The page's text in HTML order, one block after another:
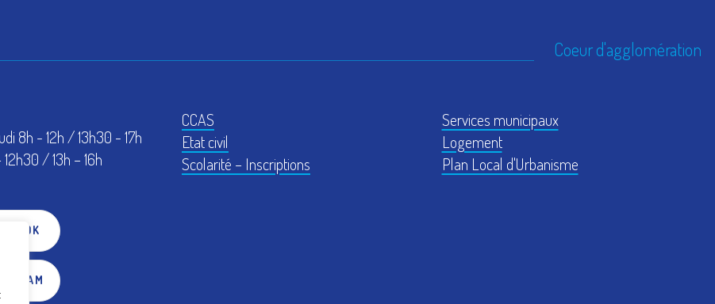
Coeur d'agglomération
8h - 12h / 13h30 - 17h
/ 13h – 16h
CCAS
Etat civil
Scolarité – Inscriptions
Services municipaux
Logement
Plan Local d'Urbanisme